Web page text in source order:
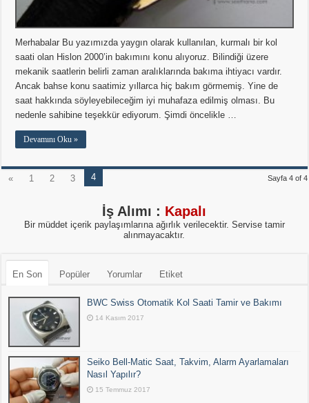
Merhabalar Bu yazımızda yaygın olarak kullanılan, kurmalı bir kol
saati olan Hislon 2000’in bakımını konu alıyoruz. Bilindiği üzere
mekanik saatlerin belirli zaman aralıklarında bakıma ihtiyacı vardır.
Ancak bahse konu saatimiz yıllarca hiç bakım görmemiş. Yine de
saat hakkında söyleyebileceğim iyi muhafaza edilmiş olması. Bu
nedenle sahibine teşekkür ediyorum. Şimdi öncelikle …
Devamını Oku »
Sayfa 4 of 4
« 1 2 3 4
İş Alımı : Kapalı
Bir müddet içerik paylaşımlarına ağırlık verilecektir. Servise tamir
alınmayacaktır.
En Son Popüler Yorumlar Etiket
BWC Swiss Otomatik Kol Saati Tamir ve Bakımı
14 Kasım 2017
Seiko Bell-Matic Saat, Takvim, Alarm Ayarlamaları
Nasıl Yapılır?
15 Temmuz 2017